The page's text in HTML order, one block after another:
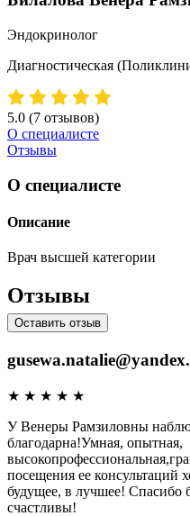
Эндокринолог
Диагностическая
5.0 (7 отзывов)
О специалисте
Отзывы
О специалисте
Описание
Врач высшей категории
Отзывы
Оставить отзыв
★ ★ ★ ★ ★
У Венеры Рамзиловны
благодарна!Умная, опытная,
посещения ее консультаций
будущее, в лучшее! Спасибо
счастливы!